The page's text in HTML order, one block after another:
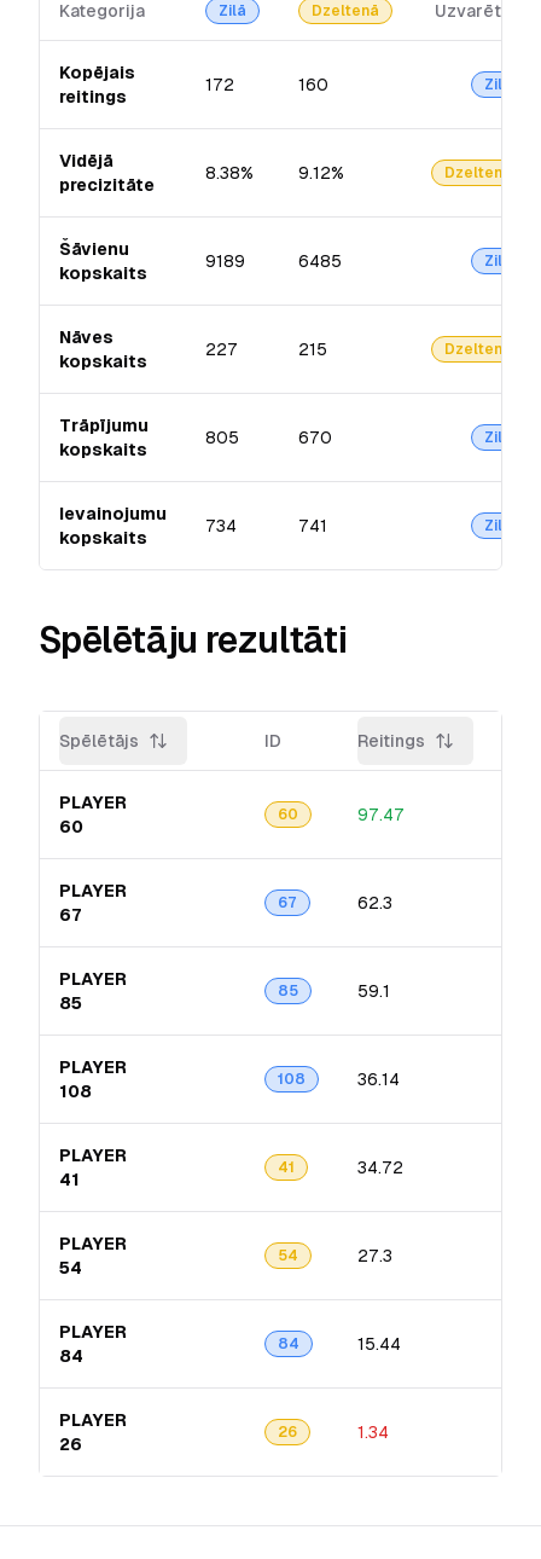
Kategorija Zilā Dzeltenā Uzvarētājs
Kopējais
reitings
172 160 Zilā
Vidējā
precizitāte
8.38% 9.12% Dzeltenā
Šāvienu
kopskaits
9189 6485 Zilā
Nāves
kopskaits
227 215 Dzeltenā
Trāpījumu
kopskaits
805 670 Zilā
Ievainojumu
kopskaits
734 741 Zilā
Spēlētāju rezultāti
Spēlētājs ID Reitings
PLAYER
60
60 97.47
PLAYER
67
67 62.3
PLAYER
85
85 59.1
PLAYER
108
108 36.14
PLAYER
41
41 34.72
PLAYER
54
54 27.3
PLAYER
84
84 15.44
PLAYER
26
26 1.34